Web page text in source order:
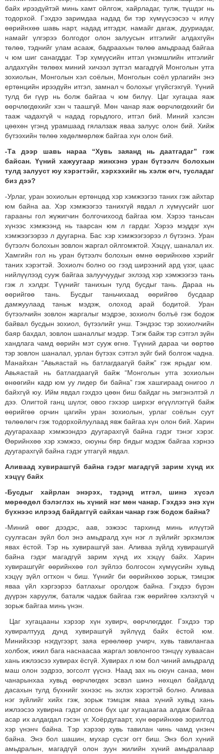
байх ирээдүйтэй минь хамт ойлгож, хайрладаг, тулж, түшдэг нь
тодорхой. Гэхдээ заримдаа надад би тэр хүмүүсээсээ ч илүү
өөрийнхөө шавь нарт, надад итгэдэг, намайг дагаж, дууриадаг,
намайг үлгэрээ болгодог олон залуусын итгэлийг алдахгүйн
төлөө, тэднийг улам асааж, бадраахын төлөө амьдраад байгаа
ч юм шиг санагддаг. Тэр хүмүүсийн итгэл үнэмшлийн итгэлийг
алдахгүйн төлөөх миний хичээл зүтгэл магадгүй Монголын утга
зохиолын, Монголын хэл соёлын, Монголын соёл урлагийн энэ
ертөнцийн ирээдүйн итгэл, замнал ч болохыг үгүйсгэхгүй. Үүний
тулд би гүүр нь болж байгаа ч юм билүү. Цаг хугацаа яаж
өөрчлөгдөхийг хэн ч таашгүй. Мөн чанар яаж өөрчлөгдөхийг би
тааж чадахгүй ч надад горьдлого, итгэл бий. Миний хэлсэн
цөөхөн үгэнд урамшаад гялалзаж яваа залуус олон бий. Хийж
бүтээхийн төлөө хөдөлмөрлөж байгаа хүн олон бий.
-Та дээр шавь нараа “Хувь заяанд нь даатгадаг” гэж
байсан. Үүний хажуугаар жинхэнэ уран бүтээлч болохын
тулд залууст юу хэрэгтэйг, хэрхэхийг нь хэлж өгч, тусладаг
биз дээ?
-Урлаг, уран зохиолын ертөнцөд хэр хэмжээгээ таних гэж айхтар
юм байна аа. Хэр хэмжээгээ танихгүй явдал л хүмүүсийг шог
гарааны гол жүжигчин болгочихоод байгаа юм. Хэрээ таньсан
хүнээс хэмжээнд нь таарсан юм л гардаг. Хэрээ мэддэг хүн
хэмжээгээрээ л дуугарна. Бас хэр хэмжээгээрээ л бүтээнэ. Уран
бүтээлч болохын зовлон жаргал ойлгомжтой. Хэцүү, шаналал их.
Хамгийн гол нь уран бүтээлч болохын өмнө өөрийнхөө хэрийг
таних хэрэгтэй. Зохиолч болно оо гээд ширээний ард үзэг, цаас
нийлүүлээд сууж байгаа залуучуудыг эхлээд хэр хэмжээгээ тань
гэж л хэлдэг. Түүнийг танихын тулд бусдыг тань. Дараа нь
өөрийгөө тань. Бусдыг таньчихаад өөрийгөө бусдаар
дамжуулаад таньж мэдэж, олоход арай бодитой. Уран
бүтээлчийн зовлон жаргалыг мэдрэе, зохиолч болъё гэж бодож
байвал бусдын зохиол, бүтээлийг унш. Тэндээс тэр зохиолчийн
баяр бахдал, зовлон шаналлыг мэдэр. Тэгж байж тэр сэтгэл зүйн
хандлага чамд өөрийн мэт сууж өгнө. Түүний дараа чи өөртөө
тэр зовлон шаналал, урлан бүтээх сэтгэл зүйг бий болгож чадна.
Манайхан “Авьяастай нь батлагдаагүй байж” гэж ярьдаг юм.
Авьяастай нь батлагдаагүй байж “Монголын утга зохиолын
өнөөгийн кадр юм уу лидер би байна” гэж хашгираад онигоо л
байхгүй юу. Ийм явдал гэхдээ цөөн биш байдаг нь эмгэнэлтэй л
дээ. Олигтой ганц шүлэг, овоо гэхээр ширхэг өгүүллэггүй байж
өөрийгөө орчин цагийн уран зохиолын, урлаг соёлын суут
төлөөлөгч гэж тодорхойлуулаад явж байгаа хүн олон бий. Харин
дуугарахаар хэмжээндээ дуугарахгүй байна гэдэг тэнэг хэрэг.
Өөрийнхөө хэр хэмжээ, оюуны бяр бядыг мэдэж байгаа хэрнээ
дуугарахгүй байна гэдэг утгагүй явдал.
Аливаад хувирашгүй байна гэдэг магадгүй зарим хүнд их
хэцүү байх
-Бусдыг хайрлан энэрэх, тэдэнд итгэл, шинэ хүсэл
мөрөөдөл бэлэглэх нь хүний нэг мөн чанар. Гэхдээ энэ хүн
бүхнээс илрээд байдаггүй сайхан чанар гэж бодож байна?
-Миний өвөг дээдэс, аав, ээжээс тархинд минь илүүтэй
суулгасан зүйл бол энэ амьдралд хүн нэг л зүйлийг эрхэмлэж
явах ёстой. Тэр нь хувирашгүй зан. Аливаа зүйлд хувирашгүй
байна гэдэг магадгүй зарим хүнд их хэцүү байх. Харин
хувирашгүйг өөрийнхөө гол зүйлээ болгосон хүмүүсийн хувьд
хэцүү зүйл огтхон ч биш. Үүнийг би өөрийнхөө зорьж, тэмцэж
яваа үйл хэргээрээ батлахыг оролдож байна. Гэхдээ бүрэн
дүүрэн харуулж, баталж чадаж байгаа гэж өөрийгөө хэлэхгүй ч
зорьж байгаа минь үнэн.
Цаг хугацааны хэрээр хүн хувирч, өөрчлөгддөг. Гэхдээ тэр
хувиралтууд дунд хувирашгүй зүйлүүд байх ёстой юм.
Минийхээр нэгдүгээрт, заяа ерөөлөөр учирч, хувь тавилангаа
холбож, ижил бага наснаасаа жаргал зовлонгоо тэнцүү хуваасан
хань ижлээсээ хувирах ёсгүй. Хувирах л юм бол чиний амьдралд
маш олон ээдрээ, зогсолт үүснэ. Наад зах нь оюун санаа, мөн
чанарынхаа хувьд өөрчлөгдөх эсвэл шинэ нөхцөл байдалд
дасахын тулд бүхнийг эхнээс нь эхлэх хэрэгтэй болно. Аливаа
нэг зүйлийг хийх гэж, зорьж тэмцэж яваа хүний хувьд хань
ижлээсээ хувирна гэдэг олсон бүх цаг хугацаагаа алдаж байгаа
асар их алдагдал гэсэн үг. Хоёрдугаарт, хүн өөрийнхөө зорилгод
хэр үнэнч байна. Тэр хэрээр хувь тавилан чинь чамд үнэнч
байна. Энэ бол шашин, мухар сүсэг огт биш. Энэ бол хүний
амьдралын, магадгүй олон зуун жилийн хүний амьдралаар